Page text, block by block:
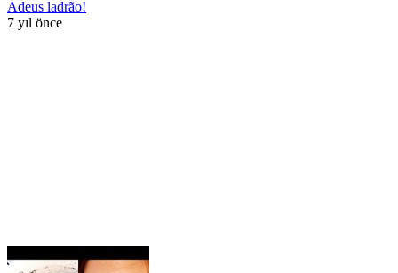
Adeus ladrão!
7 yıl önce